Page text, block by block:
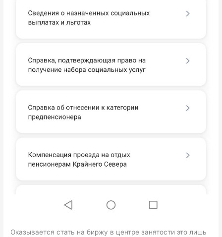
Оказывается стать на биржу в центре занятости это лишь